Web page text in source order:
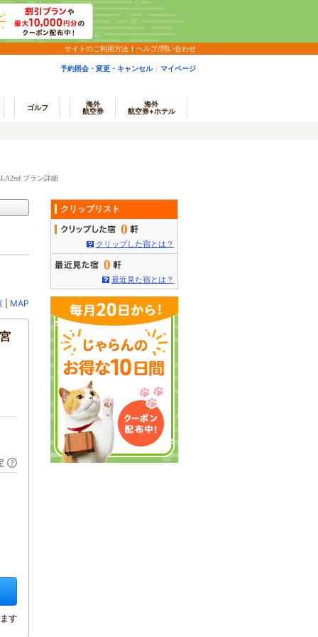
サイトのご利用方法 ヘルプ/問い合わせ
予約照会・変更・キャンセル マイページ
ゴルフ
海外
航空券
海外
航空券+ホテル
プラン詳細
MAP
す
クリップリスト
0
クリップした宿とは？
0
最近見た宿とは？